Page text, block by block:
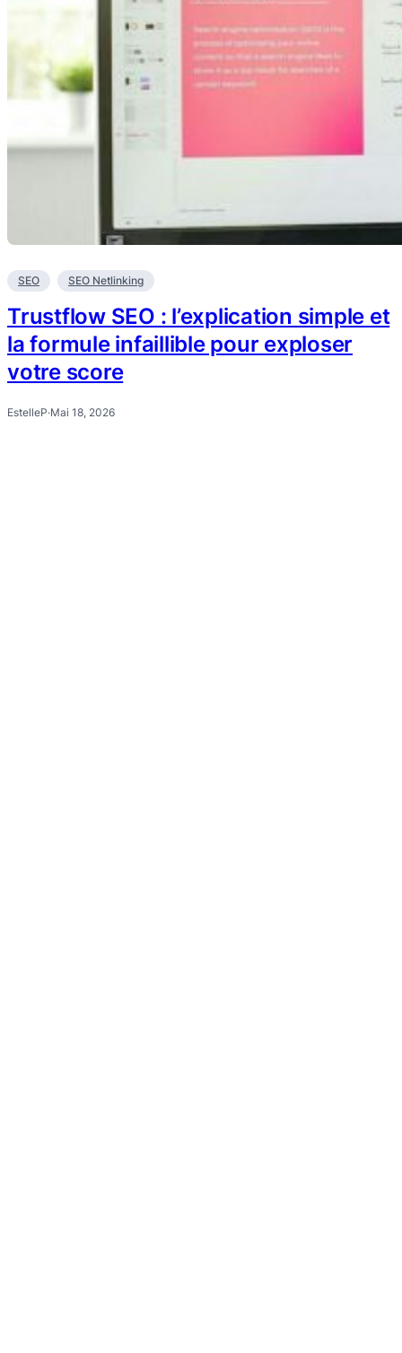
SEO SEO Netlinking
Trustflow SEO : l’explication simple et
la formule infaillible pour exploser
votre score
EstelleP·Mai 18, 2026